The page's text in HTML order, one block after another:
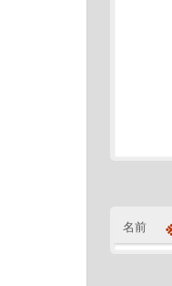
名前